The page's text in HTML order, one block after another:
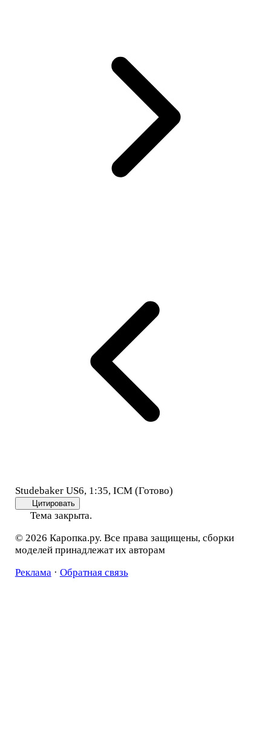
Studebaker US6, 1:35, ICM (Готово)
Цитировать
Тема закрыта.
© 2026 Каропка.ру. Все права защищены, сборки
моделей принадлежат их авторам
Реклама · Обратная связь